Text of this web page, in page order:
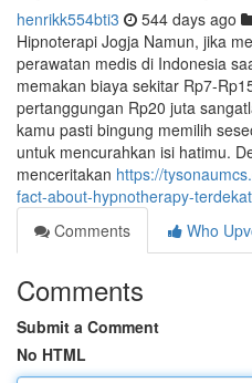
henrikk554bti3 544 days ago
Hipnoterapi Jogja Namun, jika
perawatan medis di Indonesia
memakan biaya sekitar Rp7-
pertanggungan Rp20 juta
kamu pasti bingung memilih
untuk mencurahkan isi hatimu.
menceritakan https://
fact-about-hypnotherapy-
Comments
Who
Comments
Submit a Comment
No HTML